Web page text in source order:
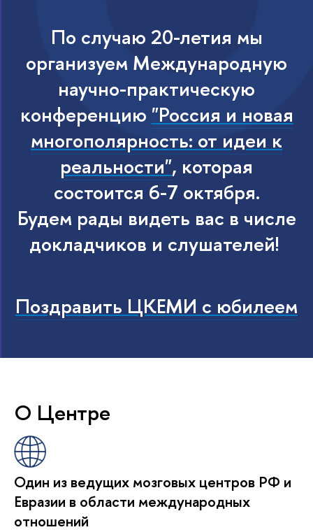
По случаю 20-летия мы
организуем Международную
научно-практическую
конференцию "Россия и новая
многополярность: от идеи к
реальности", которая
состоится 6-7 октября.
Будем рады видеть вас в числе
докладчиков и слушателей!
Поздравить ЦКЕМИ с юбилеем
О Центре
Один из ведущих мозговых центров РФ и
Евразии в области международных
отношений